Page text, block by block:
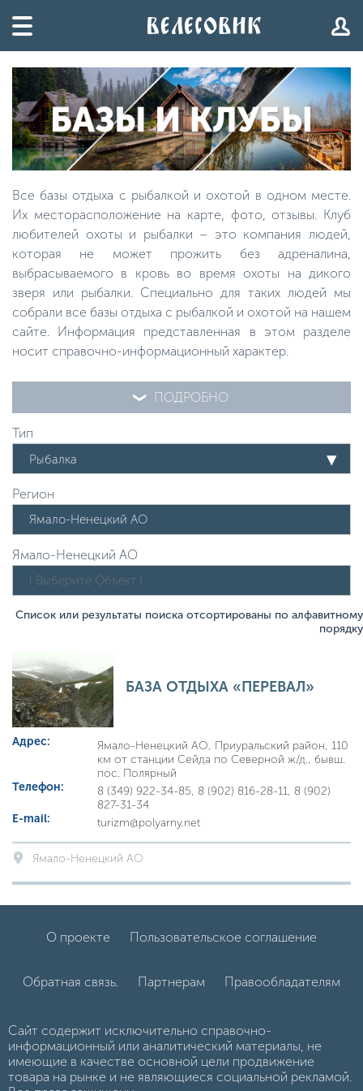
Все базы отдыха с рыбалкой и охотой в одном месте.
Их месторасположение на карте, фото, отзывы. Клуб
любителей охоты и рыбалки – это компания людей,
которая не может прожить без адреналина,
выбрасываемого в кровь во время охоты на дикого
зверя или рыбалки. Специально для таких людей мы
собрали все базы отдыха с рыбалкой и охотой на нашем
сайте. Информация представленная в этом разделе
носит справочно-информационный характер.
ПОДРОБНО
Тип
Рыбалка
Регион
Ямало-Ненецкий АО
Список или результаты поиска отсортированы по алфавитному
порядку
БАЗА ОТДЫХА «ПЕРЕВАЛ»
Адрес:
Ямало-Ненецкий АО, Приуральский район, 110
км от станции Сейда по Северной ж/д., бывш.
пос. Полярный
Телефон:
8 (349) 922-34-85, 8 (902) 816-28-11, 8 (902)
827-31-34
E-mail:
turizm@polyarny.net
Ямало-Ненецкий АО
О проекте Пользовательское соглашение
Обратная связь. Партнерам Правообладателям
Сайт содержит исключительно справочно-
информационный или аналитический материалы, не
имеющие в качестве основной цели продвижение
товара на рынке и не являющиеся социальной рекламой.